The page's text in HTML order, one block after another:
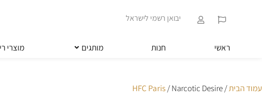
הַמְּסַיַּעַת
לִנְגִישׁוּת
יבואן רשמי לישראל
ראשי חנות מותגים מוצרי
עמוד הבית/
HFC Paris/ Narcotic Desire